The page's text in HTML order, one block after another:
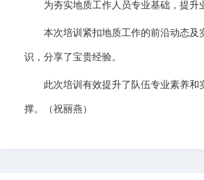
为夯实地质工作人员专业基础，提
本次培训紧扣地质工作的前沿动态
识，分享了宝贵经验。
此次培训有效提升了队伍专业素养
撑。（祝丽燕）